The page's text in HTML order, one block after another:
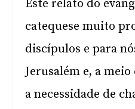
Este relato do
catequese muito
discípulos e para
Jerusalém e, a
a necessidade de